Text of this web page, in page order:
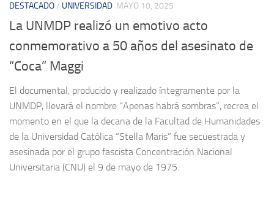
DESTACADO/ UNIVERSIDAD MAYO 10, 2025
La UNMDP realizó un emotivo acto
conmemorativo a 50 años del asesinato de
“Coca” Maggi
El documental, producido y realizado íntegramente por la
UNMDP, llevará el nombre “Apenas habrá sombras”, recrea el
momento en el que la decana de la Facultad de Humanidades
de la Universidad Católica “Stella Maris” fue secuestrada y
asesinada por el grupo fascista Concentración Nacional
Universitaria (CNU) el 9 de mayo de 1975.